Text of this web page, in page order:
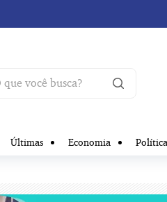
Últimas Economia Política